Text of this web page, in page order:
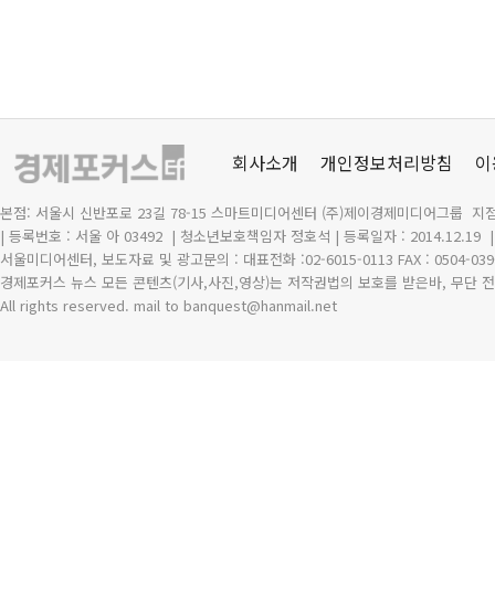
회사소개 개인정보처리방침
본점: 서울시 신반포로 23길 78-15 스마트미디어센터 (주)제이경제미디어그룹 지
| 등록번호 : 서울 아 03492 | 청소년보호책임자 정호석 | 등록일자 : 2014.12.19
서울미디어센터, 보도자료 및 광고문의 : 대표전화 :02-6015-0113 FAX : 0504-
경제포커스 뉴스 모든 콘텐츠(기사,사진,영상)는 저작권법의 보호를 받은바, 무단
All rights reserved. mail to banquest@hanmail.net